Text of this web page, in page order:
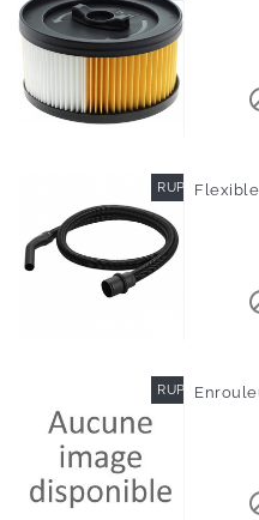
RUPTURE DE
RUPTURE DE